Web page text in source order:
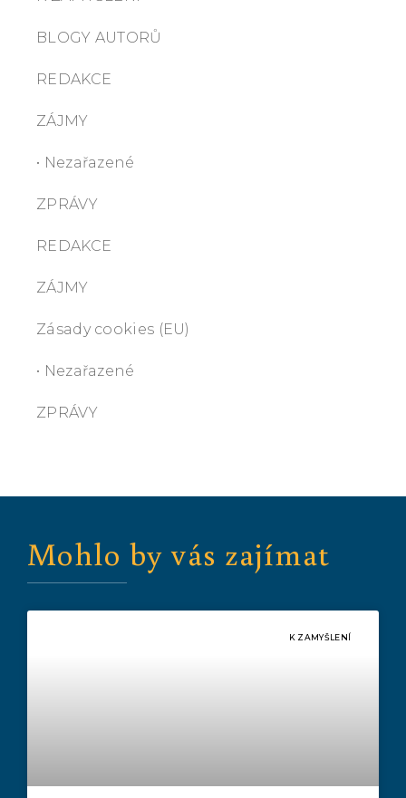
BLOGY AUTORŮ
REDAKCE
ZÁJMY
• Nezařazené
ZPRÁVY
REDAKCE
ZÁJMY
Zásady cookies (EU)
• Nezařazené
ZPRÁVY
Mohlo by vás zajímat
K ZAMYŠLENÍ